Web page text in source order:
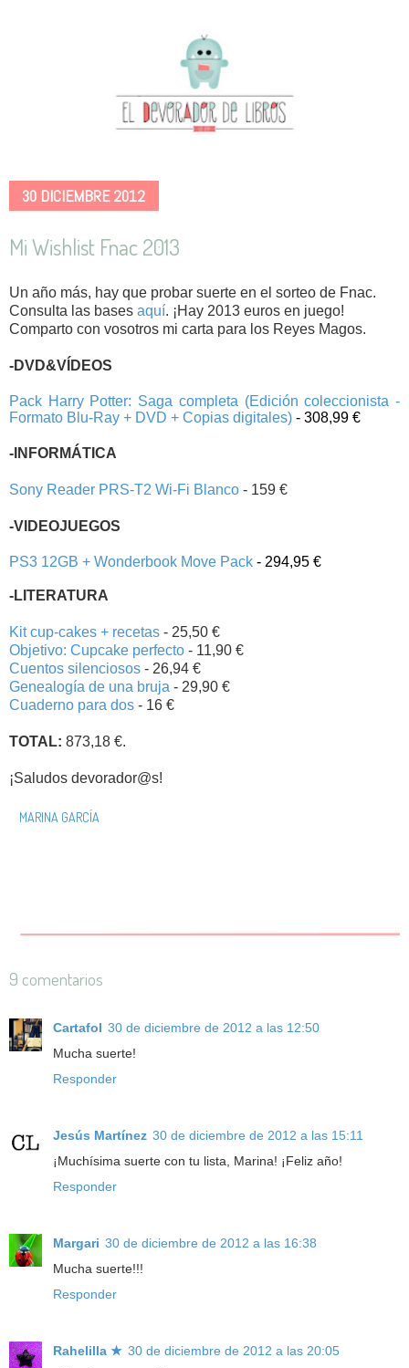
30 DICIEMBRE 2012
Mi Wishlist Fnac 2013
Un año más, hay que probar suerte en el sorteo de Fnac.
Consulta las bases aquí. ¡Hay 2013 euros en juego!
Comparto con vosotros mi carta para los Reyes Magos.
-DVD&VÍDEOS
Pack Harry Potter: Saga completa (Edición coleccionista -
Formato Blu-Ray + DVD + Copias digitales) - 308,99 €
-INFORMÁTICA
Sony Reader PRS-T2 Wi-Fi Blanco - 159 €
-VIDEOJUEGOS
PS3 12GB + Wonderbook Move Pack - 294,95 €
-LITERATURA
Kit cup-cakes + recetas - 25,50 €
Objetivo: Cupcake perfecto - 11,90 €
Cuentos silenciosos - 26,94 €
Genealogía de una bruja - 29,90 €
Cuaderno para dos - 16 €
TOTAL: 873,18 €.
¡Saludos devorador@s!
MARINA GARCÍA
9 comentarios
Cartafol 30 de diciembre de 2012 a las 12:50
Mucha suerte!
Responder
Jesús Martínez 30 de diciembre de 2012 a las 15:11
¡Muchísima suerte con tu lista, Marina! ¡Feliz año!
Responder
Margari 30 de diciembre de 2012 a las 16:38
Mucha suerte!!!
Responder
Rahelilla ★ 30 de diciembre de 2012 a las 20:05